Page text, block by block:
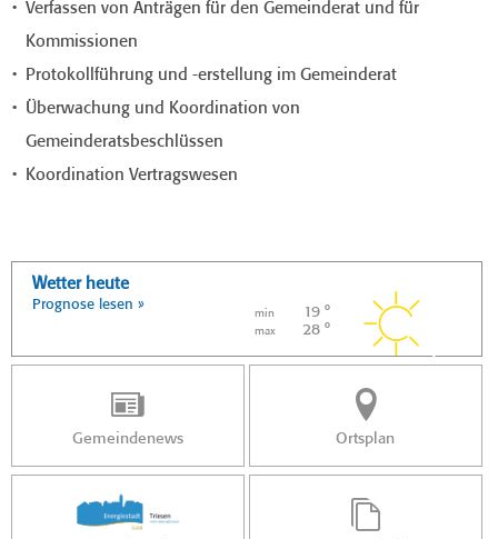
Verfassen von Anträgen für den Gemeinderat und für
Kommissionen
Protokollführung und -erstellung im Gemeinderat
Überwachung und Koordination von
Gemeinderatsbeschlüssen
Koordination Vertragswesen
Wetter heute
Prognose lesen »
min 19 °
max 28 °
Gemeindenews Ortsplan